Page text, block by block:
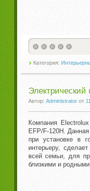
Категория:
Автор: Administratorот
Компания
EFP/F-120H.
при установке в
интерьеру,
всей семьи, для
близкими и